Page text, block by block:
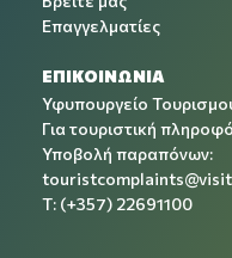
Επαγγελματίες
ΕΠΙΚΟΙΝΩΝΙΑ
Υφυπουργείο
Για τουριστική
Υποβολή παραπόνων:
T: (+357) 22691100